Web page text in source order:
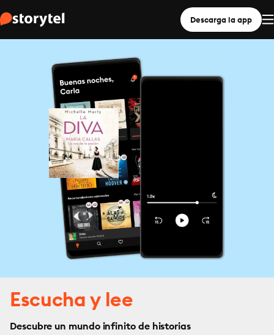
Descarga la app
Escucha y lee
Descubre un mundo infinito de historias